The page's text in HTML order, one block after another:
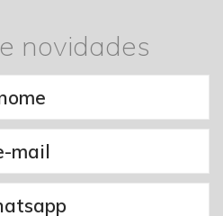
e novidades